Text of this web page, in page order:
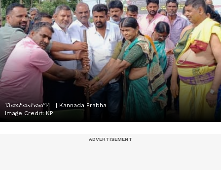
13ಎಚ್ಎಸ್ಎನ್14 : | Kannada Prabha
Image Credit: KP